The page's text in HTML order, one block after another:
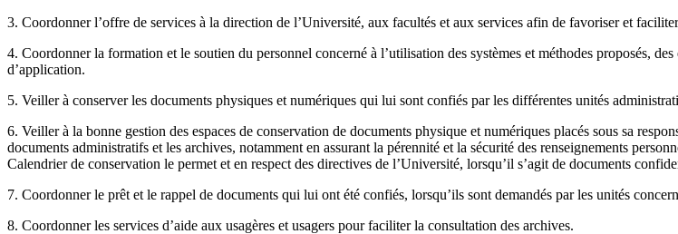
3. Coordonner l’offre de services à la direction de l’Université, aux facultés et aux services afin de favoriser et
4. Coordonner la formation et le soutien du personnel concerné à l’utilisation des systèmes et méthodes proposés,
d’application.
5. Veiller à conserver les documents physiques et numériques qui lui sont confiés par les différentes unités
6. Veiller à la bonne gestion des espaces de conservation de documents physique et numériques placés sous sa
documents administratifs et les archives, notamment en assurant la pérennité et la sécurité des renseignements
Calendrier de conservation le permet et en respect des directives de l’Université, lorsqu’il s’agit de documents
7. Coordonner le prêt et le rappel de documents qui lui ont été confiés, lorsqu’ils sont demandés par les unités
8. Coordonner les services d’aide aux usagères et usagers pour faciliter la consultation des archives.